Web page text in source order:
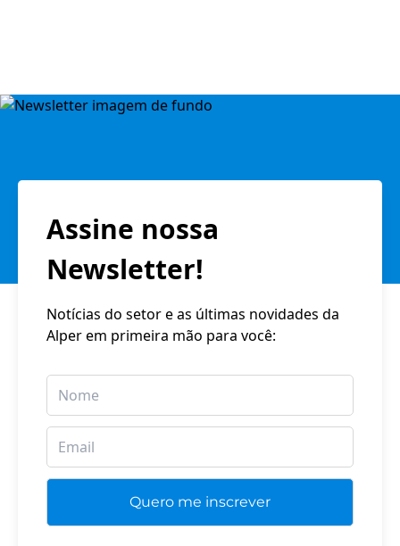
Assine nossa
Newsletter!
Notícias do setor e as últimas novidades da
Alper em primeira mão para você: